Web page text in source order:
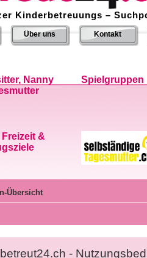
Kinderbetreuungs –
Über uns Kontakt
Nanny
Spielgruppen
&
Übersicht
-